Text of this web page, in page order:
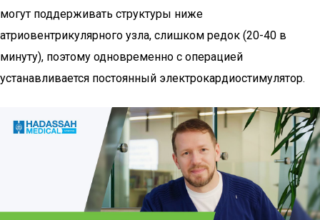
могут поддерживать структуры ниже
атриовентрикулярного узла, слишком редок (20-40 в
минуту), поэтому одновременно с операцией
устанавливается постоянный электрокардиостимулятор.